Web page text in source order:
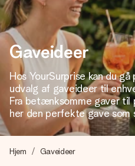
Vi laver din gave med omhu
du kan give den på det helt
betyder allermest.
4,7 (baseret på
Vores gaver inspirerer.
Reviews.
Gaveideer
Hos YourSurprise kan du
udvalg af gaveideer til
Fra betænksomme gaver til
her den perfekte gave som
Hjem Gaveideer